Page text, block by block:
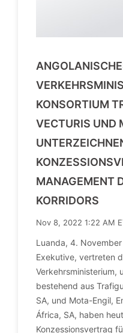
KONSORTIUM
VECTURIS UND
MANAGEMENT
KORRIDORS
Nov 8, 2022 1:22 AM
Luanda, 4.
Exekutive, vertreten
Verkehrsministerium,
bestehend aus
SA, und Mota-Engil,
África, SA, haben
Konzessionsvertrag